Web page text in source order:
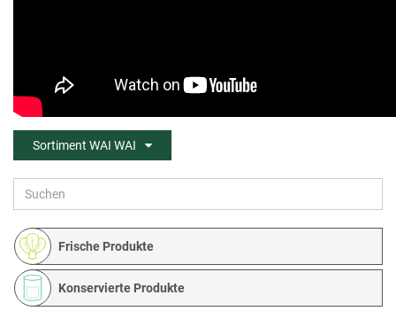
Frische Produkte
Konservierte Produkte
Sortiment WAI WAI